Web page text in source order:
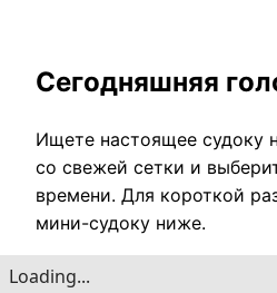
Сегодняшняя
Ищете настоящее судоку
со свежей сетки и
времени. Для короткой
мини-судоку ниже.